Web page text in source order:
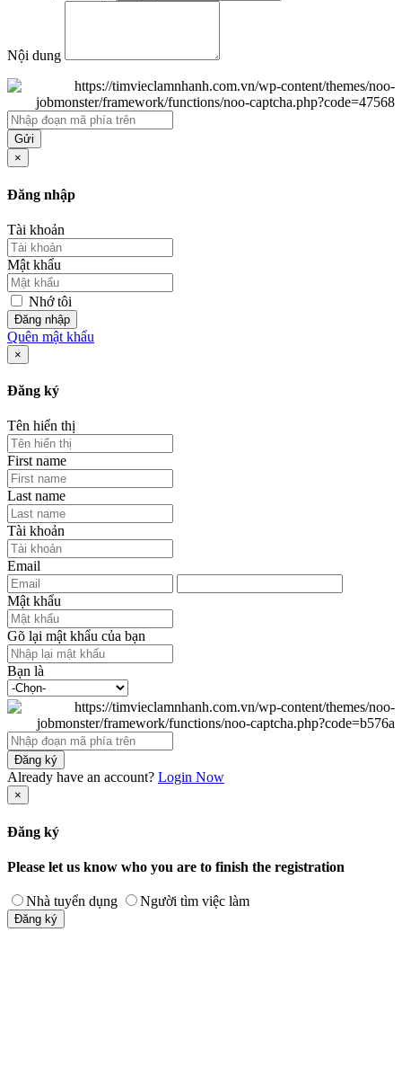
Nội dung
Gửi
×
Đăng nhập
Tài khoản
Mật khẩu
Nhớ tôi
Đăng nhập
Quên mật khẩu
×
Đăng ký
Tên hiển thị
First name
Last name
Tài khoản
Email
Mật khẩu
Gõ lại mật khẩu của bạn
Bạn là
Đăng ký
Already have an account? Login Now
×
Đăng ký
Please let us know who you are to finish the registration
Nhà tuyển dụng Người tìm việc làm
Đăng ký